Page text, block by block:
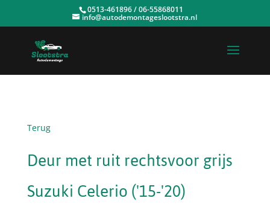
0513-461896 / 06-55868011
info@autodemontageslootstra.nl
Terug
Deur met ruit rechtsvoor grijs
Suzuki Celerio ('15-'20)